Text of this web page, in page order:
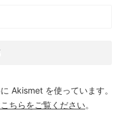
Akismet を使っています。
ちらをご覧ください。